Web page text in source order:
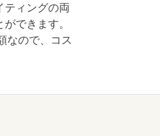
ティングの両
できます。
なので、コス